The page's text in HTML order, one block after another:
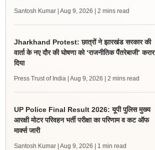
Santosh Kumar | Aug 9, 2026 | 2 mins read
Jharkhand Protest: छात्रों ने झारखंड सरकार की
वार्ता के नए दौर की घोषणा को ‘राजनीतिक पैंतरेबाजी’ करार
दिया
Press Trust of India | Aug 9, 2026 | 2 mins read
UP Police Final Result 2026: यूपी पुलिस मुख्य
आरक्षी मोटर परिवहन भर्ती परीक्षा का परिणाम व कट ऑफ
मार्क्स जारी
Santosh Kumar | Aug 9, 2026 | 1 min read